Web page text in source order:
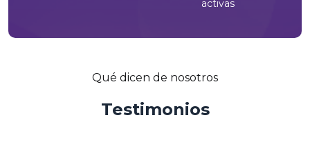
activas
Qué dicen de nosotros
Testimonios